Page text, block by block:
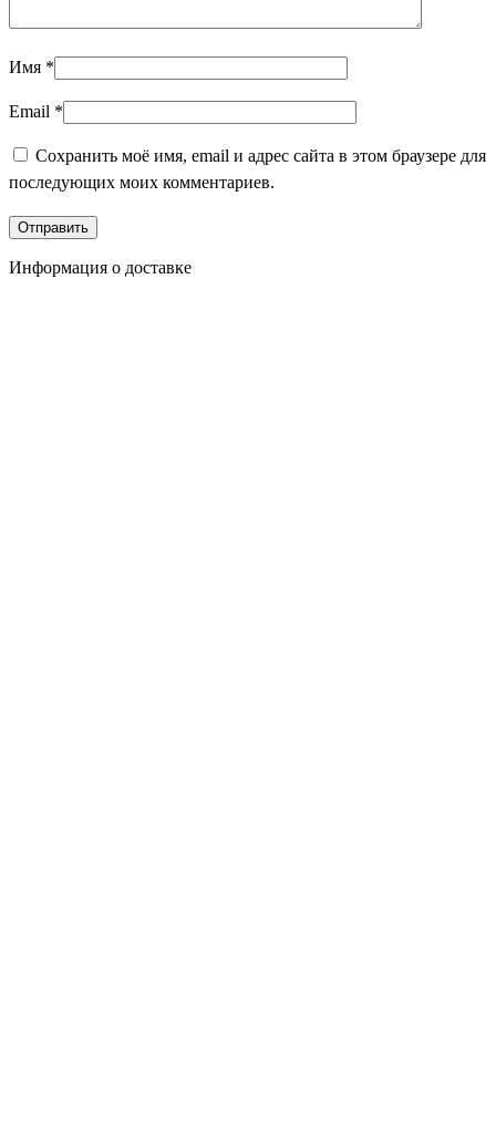
Имя *
Email *
Сохранить моё имя, email и адрес сайта в этом браузере для
последующих моих комментариев.
Информация о доставке